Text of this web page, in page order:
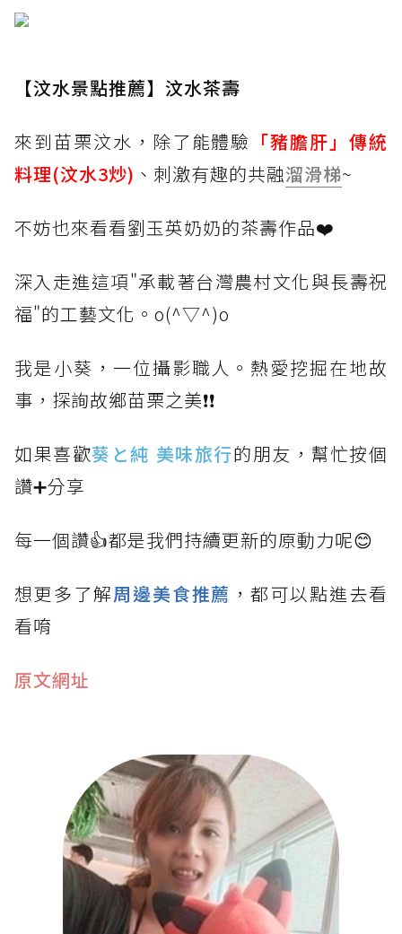
【汶水景點推薦】汶水茶壽
來到苗栗汶水，除了能體驗 「豬膽肝」傳統
料理(汶水3炒) 、刺激有趣的共融溜滑梯~
不妨也來看看劉玉英奶奶的茶壽作品❤️
深入走進這項"承載著台灣農村文化與長壽祝
福"的工藝文化。o(^▽^)o
我是小葵，一位攝影職人。熱愛挖掘在地故
事，探詢故鄉苗栗之美❗❗
如果喜歡葵と純 美味旅行的朋友，幫忙按個
讚➕分享
每一個讚👍都是我們持續更新的原動力呢😊
想更多了解周邊美食推薦 ，都可以點進去看
看唷
原文網址